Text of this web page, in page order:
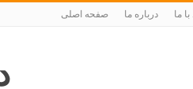
با ما درباره ما صفحه اصلی